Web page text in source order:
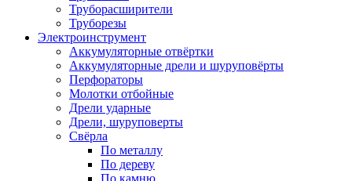
Труборасширители
Труборезы
Электроинструмент
Аккумуляторные отвёртки
Аккумуляторные дрели и шуруповёрты
Перфораторы
Молотки отбойные
Дрели ударные
Дрели, шуруповерты
Свёрла
По металлу
По дереву
По камню